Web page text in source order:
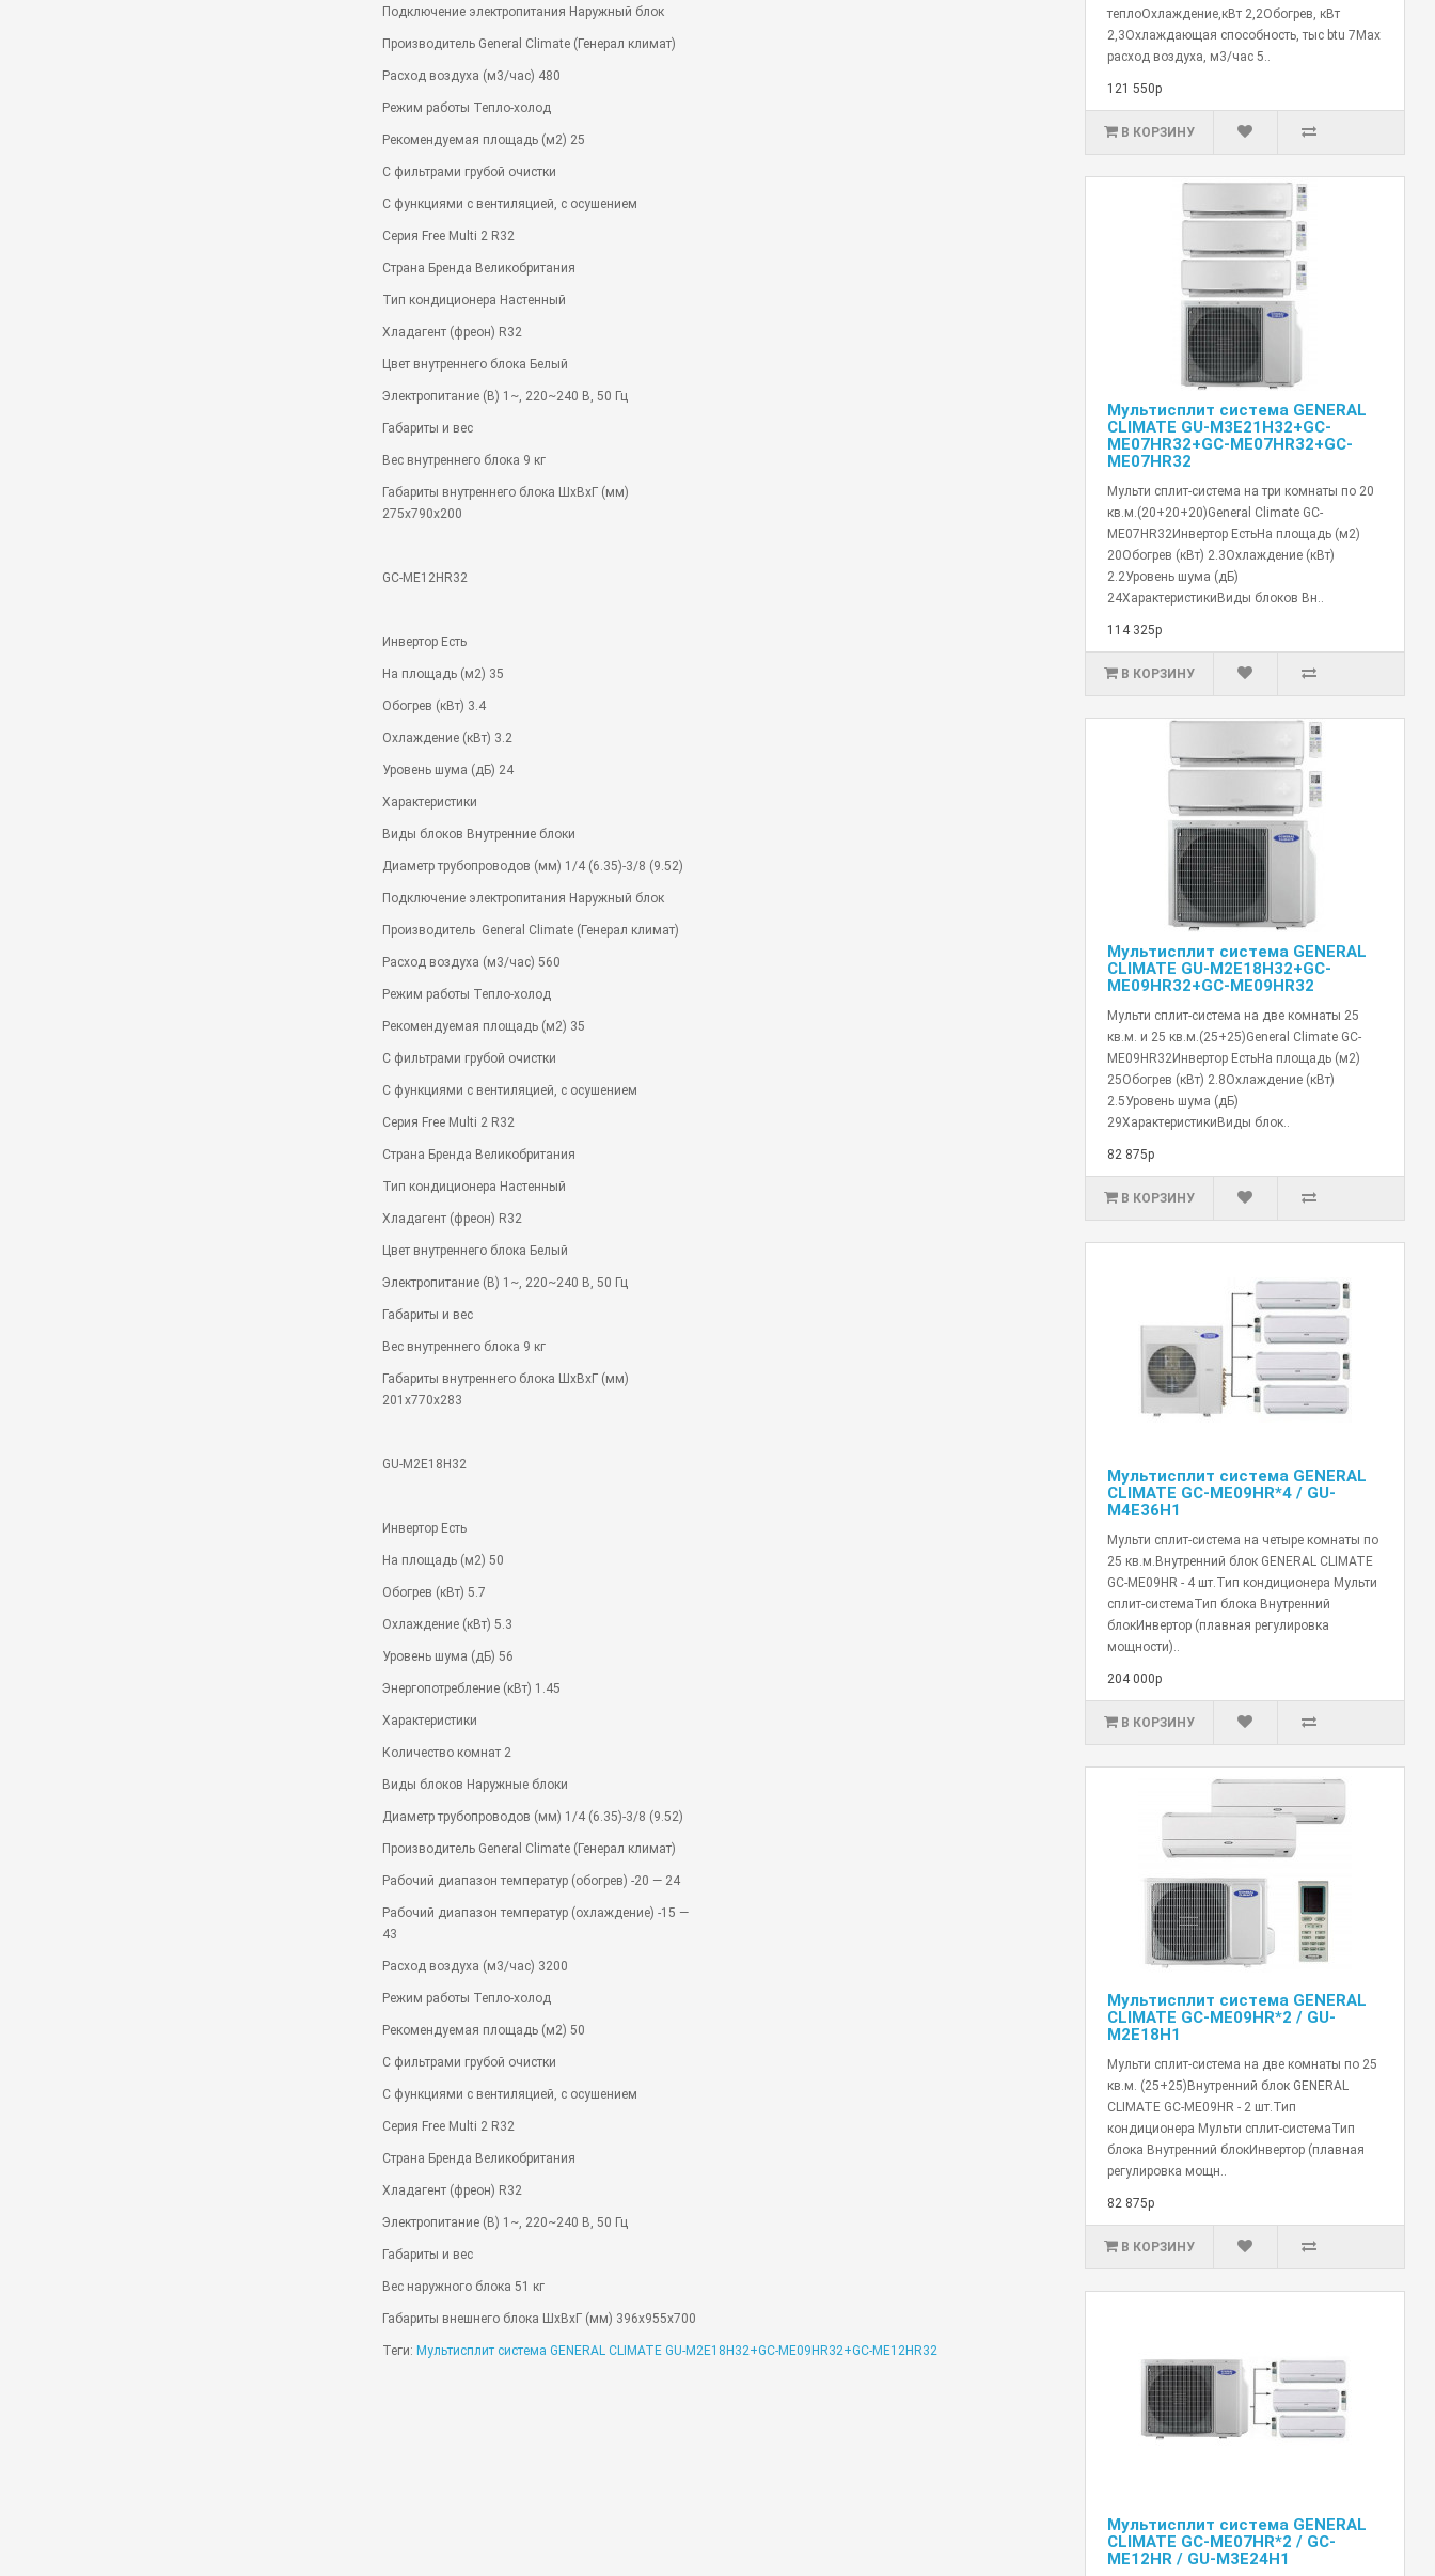
Подключение электропитания Наружный блок
Производитель General Climate (Генерал климат)
Расход воздуха (м3/час) 480
Режим работы Тепло-холод
Рекомендуемая площадь (м2) 25
С фильтрами грубой очистки
С функциями с вентиляцией, с осушением
Серия Free Multi 2 R32
Страна Бренда Великобритания
Тип кондиционера Настенный
Хладагент (фреон) R32
Цвет внутреннего блока Белый
Электропитание (В) 1~, 220~240 В, 50 Гц
Габариты и вес
Вес внутреннего блока 9 кг
Габариты внутреннего блока ШхВхГ (мм)
275x790x200
GC-ME12HR32
Инвертор Есть
На площадь (м2) 35
Обогрев (кВт) 3.4
Охлаждение (кВт) 3.2
Уровень шума (дБ) 24
Характеристики
Виды блоков Внутренние блоки
Диаметр трубопроводов (мм) 1/4 (6.35)-3/8 (9.52)
Подключение электропитания Наружный блок
Производитель General Climate (Генерал климат)
Расход воздуха (м3/час) 560
Режим работы Тепло-холод
Рекомендуемая площадь (м2) 35
С фильтрами грубой очистки
С функциями с вентиляцией, с осушением
Серия Free Multi 2 R32
Страна Бренда Великобритания
Тип кондиционера Настенный
Хладагент (фреон) R32
Цвет внутреннего блока Белый
Электропитание (В) 1~, 220~240 В, 50 Гц
Габариты и вес
Вес внутреннего блока 9 кг
Габариты внутреннего блока ШхВхГ (мм)
201x770x283
GU-M2E18H32
Инвертор Есть
На площадь (м2) 50
Обогрев (кВт) 5.7
Охлаждение (кВт) 5.3
Уровень шума (дБ) 56
Энергопотребление (кВт) 1.45
Характеристики
Количество комнат 2
Виды блоков Наружные блоки
Диаметр трубопроводов (мм) 1/4 (6.35)-3/8 (9.52)
Производитель General Climate (Генерал климат)
Рабочий диапазон температур (обогрев) -20 — 24
Рабочий диапазон температур (охлаждение) -15 —
43
Расход воздуха (м3/час) 3200
Режим работы Тепло-холод
Рекомендуемая площадь (м2) 50
С фильтрами грубой очистки
С функциями с вентиляцией, с осушением
Серия Free Multi 2 R32
Страна Бренда Великобритания
Хладагент (фреон) R32
Электропитание (В) 1~, 220~240 В, 50 Гц
Габариты и вес
Вес наружного блока 51 кг
Габариты внешнего блока ШхВхГ (мм) 396x955x700
Теги: Мультисплит система GENERAL CLIMATE GU-M2E18H32+GC-ME09HR32+GC-ME12HR32
теплоОхлаждение,кВт 2,2Обогрев, кВт
2,3Охлаждающая способность, тыс btu 7Max
расход воздуха, м3/час 5..
121 550р
В КОРЗИНУ
Мультисплит система GENERAL
CLIMATE GU-M3E21H32+GC-
ME07HR32+GC-ME07HR32+GC-
ME07HR32
Мульти сплит-система на три комнаты по 20
кв.м.(20+20+20)General Climate GC-
ME07HR32Инвертор ЕстьНа площадь (м2)
20Обогрев (кВт) 2.3Охлаждение (кВт)
2.2Уровень шума (дБ)
24ХарактеристикиВиды блоков Вн..
114 325р
В КОРЗИНУ
Мультисплит система GENERAL
CLIMATE GU-M2E18H32+GC-
ME09HR32+GC-ME09HR32
Мульти сплит-система на две комнаты 25
кв.м. и 25 кв.м.(25+25)General Climate GC-
ME09HR32Инвертор ЕстьНа площадь (м2)
25Обогрев (кВт) 2.8Охлаждение (кВт)
2.5Уровень шума (дБ)
29ХарактеристикиВиды блок..
82 875р
В КОРЗИНУ
Мультисплит система GENERAL
CLIMATE GC-ME09HR*4 / GU-
M4E36H1
Мульти сплит-система на четыре комнаты по
25 кв.м.Внутренний блок GENERAL CLIMATE
GC-ME09HR - 4 шт.Тип кондиционера Мульти
сплит-системаТип блока Внутренний
блокИнвертор (плавная регулировка
мощности)..
204 000р
В КОРЗИНУ
Мультисплит система GENERAL
CLIMATE GC-ME09HR*2 / GU-
M2E18H1
Мульти сплит-система на две комнаты по 25
кв.м. (25+25)Внутренний блок GENERAL
CLIMATE GC-ME09HR - 2 шт.Тип
кондиционера Мульти сплит-системаТип
блока Внутренний блокИнвертор (плавная
регулировка мощн..
82 875р
В КОРЗИНУ
Мультисплит система GENERAL
CLIMATE GC-ME07HR*2 / GC-
ME12HR / GU-M3E24H1